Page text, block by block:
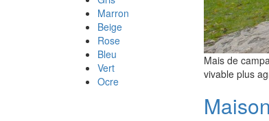
Marron
Beige
Rose
Bleu
Vert
Ocre
Mais de
vivable plus